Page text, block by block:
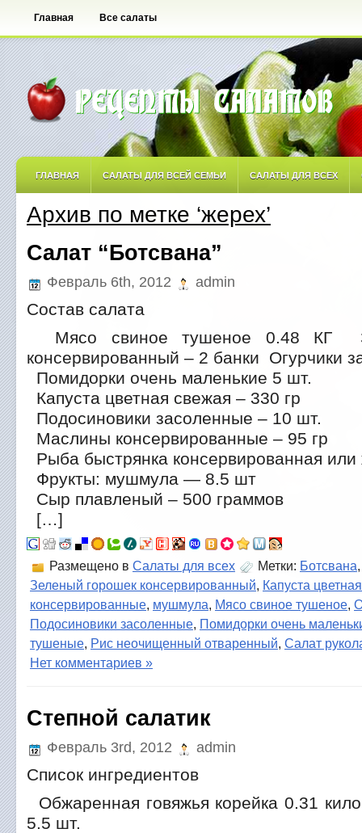
Главная Все салаты
ГЛАВНАЯ САЛАТЫ ДЛЯ ВСЕЙ СЕМЬИ САЛАТЫ ДЛЯ ВСЕХ
САЛАТЫ ОСТРЫЕ САЛАТЫ ПО АВТОРСКИМ РЕЦЕПТАМ
САЛАТЫ С ФРУКТАМИ
Архив по метке ‘жерех’
Салат “Ботсвана”
Февраль 6th, 2012 admin
Состав салата
Мясо свиное тушеное 0.48 КГ
консервированный – 2 банки Огурчики
Помидорки очень маленькие 5 шт.
Капуста цветная свежая – 330 гр
Подосиновики засоленные – 10 шт.
Маслины консервированные – 95 гр
Рыба быстрянка консервированная
Фрукты: мушмула — 8.5 шт
Сыр плавленый – 500 граммов
[…]
Размещено в Салаты для всех Метки: Ботсвана
Зеленый горошек консервированный, Капуста
консервированные, мушмула, Мясо свиное тушеное,
Подосиновики засоленные, Помидорки очень
тушеные, Рис неочищенный отваренный, Салат
Нет комментариев »
Степной салатик
Февраль 3rd, 2012 admin
Список ингредиентов
Обжаренная говяжья корейка 0.31
5.5 шт.